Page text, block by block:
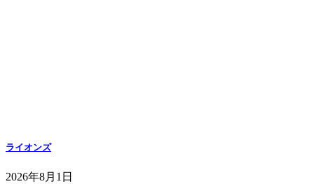
ライオンズ
2026年8月1日